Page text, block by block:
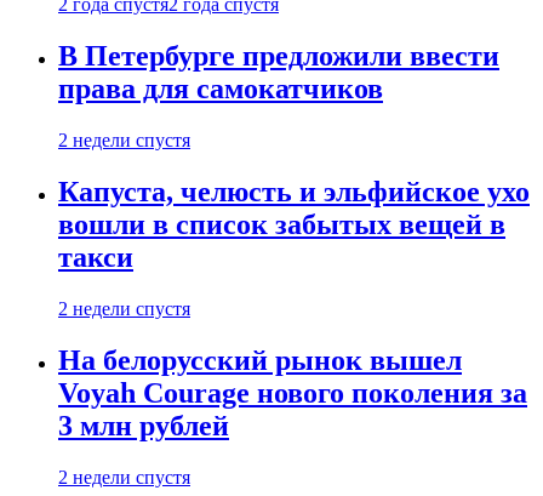
2 года спустя2 года спустя
В Петербурге предложили ввести
права для самокатчиков
2 недели спустя
Капуста, челюсть и эльфийское ухо
вошли в список забытых вещей в
такси
2 недели спустя
На белорусский рынок вышел
Voyah Courage нового поколения за
3 млн рублей
2 недели спустя